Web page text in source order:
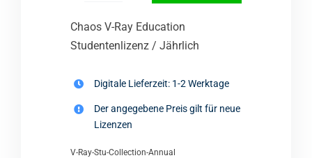
Ray
Education
Jährlich
Chaos V-Ray Education
Studentenlizenz / Jährlich
Digitale Lieferzeit: 1-2 Werktage
Der angegebene Preis gilt für neue
Lizenzen
V-Ray-Stu-Collection-Annual